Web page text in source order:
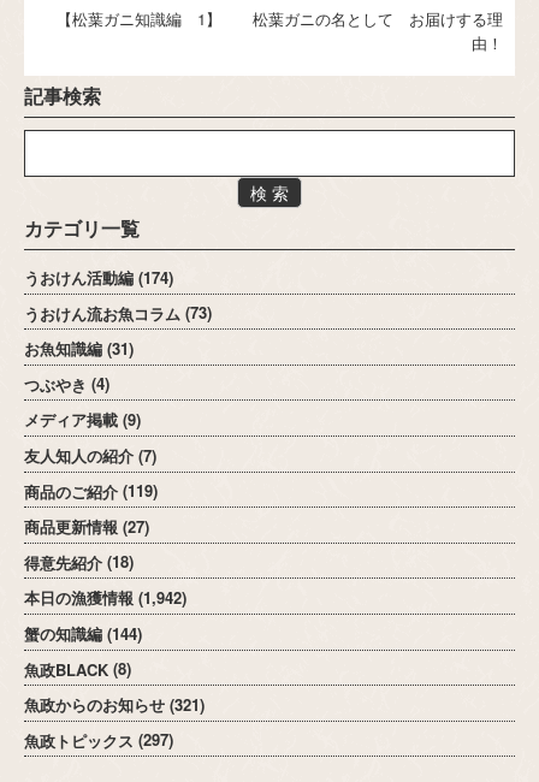
【松葉ガニ知識編 1】 松葉ガニの名として お届けする理
由！
記事検索
検 索
カテゴリ一覧
うおけん活動編 (174)
うおけん流お魚コラム (73)
お魚知識編 (31)
つぶやき (4)
メディア掲載 (9)
友人知人の紹介 (7)
商品のご紹介 (119)
商品更新情報 (27)
得意先紹介 (18)
本日の漁獲情報 (1,942)
蟹の知識編 (144)
魚政BLACK (8)
魚政からのお知らせ (321)
魚政トピックス (297)